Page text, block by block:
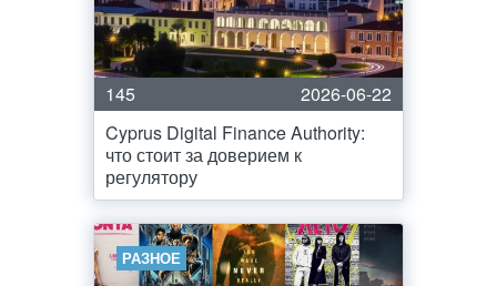
145
2026-06-22
Cyprus Digital Finance Authority:
что стоит за доверием к
регулятору
РАЗНОЕ